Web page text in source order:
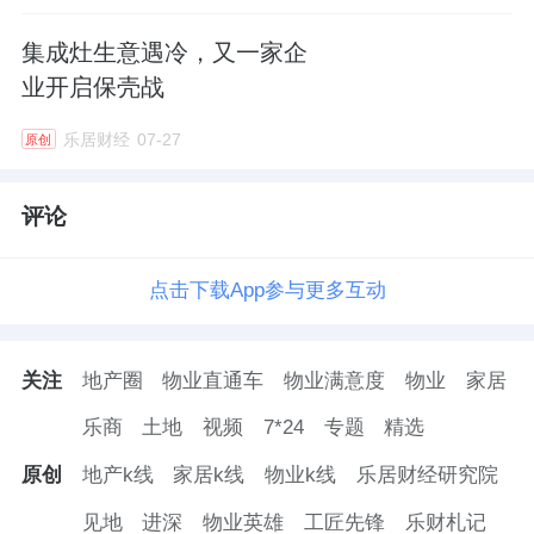
集成灶生意遇冷，又一家企
业开启保壳战
原创 乐居财经 07-27
评论
点击下载App参与更多互动
关注 地产圈 物业直通车 物业满意度 物业 家居
乐商 土地 视频 7*24 专题 精选
原创 地产k线 家居k线 物业k线 乐居财经研究院
见地 进深 物业英雄 工匠先锋 乐财札记